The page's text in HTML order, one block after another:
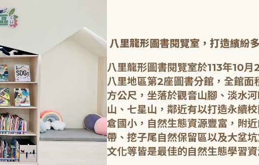
八里龍形圖書閱覽室，打造繽紛
八里龍形圖書閱覽室於113年10
八里地區第2座圖書分館，全館
方公尺，坐落於觀音山腳、淡水
山、七星山，鄰近有以打造永續
倉國小，自然生態資源豐富，附
帶、挖子尾自然保留區以及大坌